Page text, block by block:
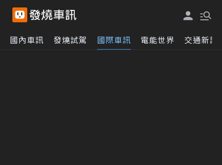
國內車訊 發燒試駕 國際車訊 電能世界 交通新訊